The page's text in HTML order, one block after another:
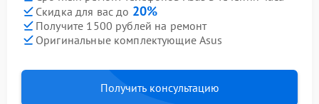
Скидка для вас до 20%
Получите 1500 рублей на ремонт
Оригинальные комплектующие Asus
Получить консультацию